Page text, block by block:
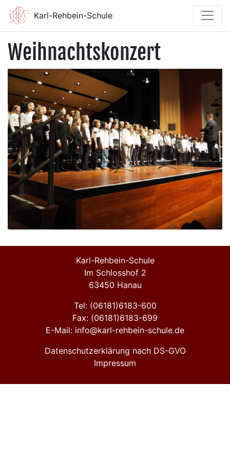
Karl-Rehbein-Schule
Weihnachtskonzert
Karl-Rehbein-Schule
Im Schlosshof 2
63450 Hanau
Tel: (06181)6183-600
Fax: (06181)6183-699
E-Mail: info@karl-rehbein-schule.de
Datenschutzerklärung nach DS-GVO
Impressum